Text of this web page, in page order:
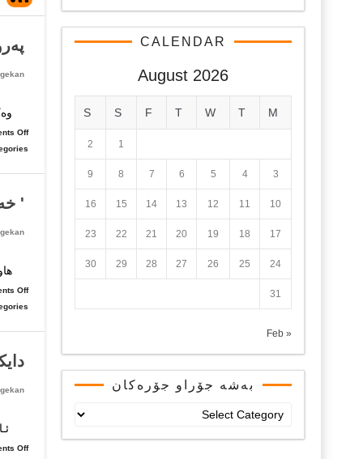
Off
'
Off
Off
CALENDAR
August 2026
M
T
W
T
F
S
S
1
2
3
4
5
6
7
8
9
10
11
12
13
14
15
16
17
18
19
20
21
22
23
24
25
26
27
28
29
30
31
« Feb
بەشە جۆراو جۆرەکان
جۆرەکان